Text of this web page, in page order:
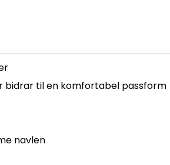
bidrar til en komfortabel passform
navlen